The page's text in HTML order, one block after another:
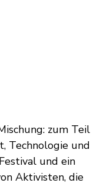
zum Teil
Technologie und
und ein
Aktivisten, die